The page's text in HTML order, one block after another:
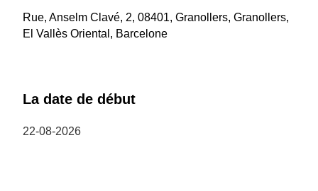
Rue, Anselm Clavé, 2, 08401, Granollers, Granollers,
El Vallès Oriental, Barcelone
La date de début
22-08-2026